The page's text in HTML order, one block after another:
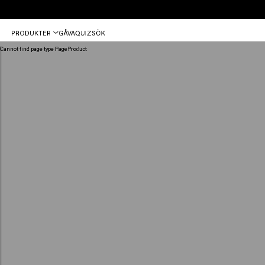
Med Keune hittar du dina professionella hårprodukter.
PRODUKTER GÅVAQUIZSÖK
Cannot find page type PageProduct